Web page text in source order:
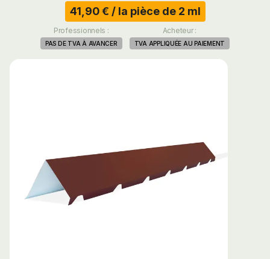
41,90 € / la pièce de 2 ml
Professionnels :
PAS DE TVA À AVANCER
Acheteur :
TVA APPLIQUÉE AU PAIEMENT